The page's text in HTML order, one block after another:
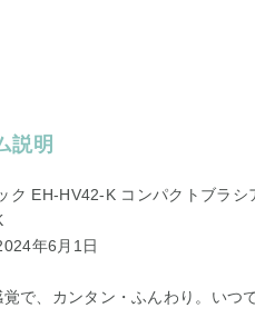
説明
ク EH-HV42-K コンパクトブラ
年6月1日
で、カンタン・ふんわり。いつ